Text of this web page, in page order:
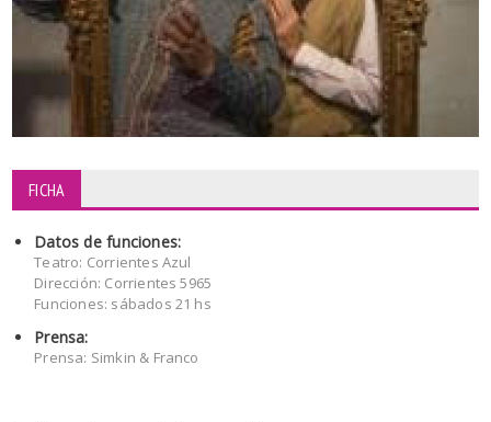
FICHA
Datos de funciones:
Teatro: Corrientes Azul
Dirección: Corrientes 5965
Funciones: sábados 21 hs
Prensa:
Prensa: Simkin & Franco